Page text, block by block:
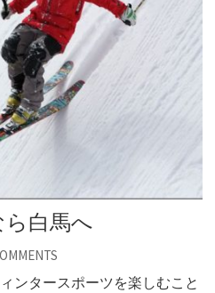
白馬へ
ンタースポーツを楽しむこと